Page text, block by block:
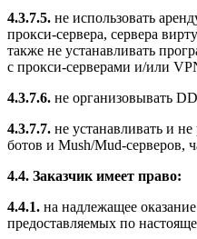
4.3.7.5. не использовать
прокси-сервера, сервера
также не устанавливать
с прокси-серверами и/или
4.3.7.6. не организовывать
4.3.7.7. не устанавливать и
ботов и Mush/Mud-серверов,
4.4. Заказчик имеет право:
4.4.1. на надлежащее
предоставляемых по